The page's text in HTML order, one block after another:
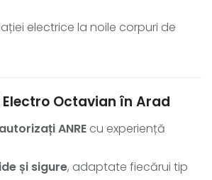
electrice la noile corpuri de
Electro Octavian în Arad
ANRE cu experiență
și sigure, adaptate fiecărui tip